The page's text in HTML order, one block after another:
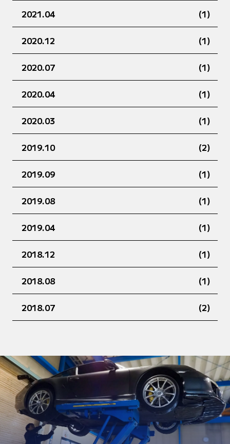
2021.04 (1)
2020.12 (1)
2020.07 (1)
2020.04 (1)
2020.03 (1)
2019.10 (2)
2019.09 (1)
2019.08 (1)
2019.04 (1)
2018.12 (1)
2018.08 (1)
2018.07 (2)